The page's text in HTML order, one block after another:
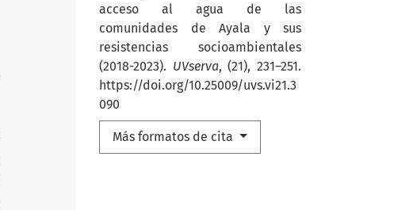
acceso al agua de las
comunidades de Ayala y sus
resistencias socioambientales
(2018-2023). UVserva, (21), 231–251.
https://doi.org/10.25009/uvs.vi21.3
090
Más formatos de cita